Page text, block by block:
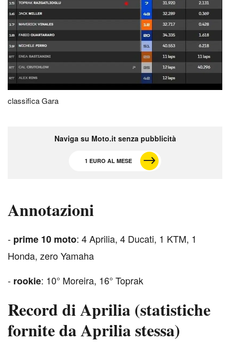
classifica Gara
Naviga su Moto.it senza pubblicità
1 EURO AL MESE
Annotazioni
- prime 10 moto: 4 Aprilia, 4 Ducati, 1 KTM, 1
Honda, zero Yamaha
- rookie: 10° Moreira, 16° Toprak
Record di Aprilia (statistiche
fornite da Aprilia stessa)